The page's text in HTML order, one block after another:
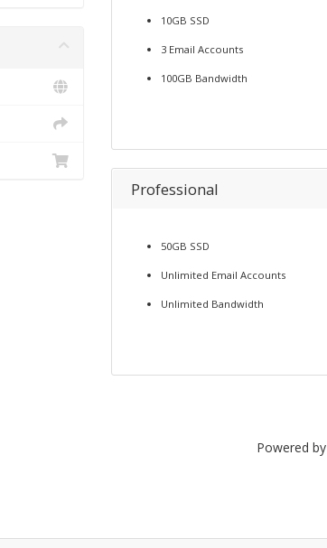
10GB SSD
3 Email Accounts
100GB Bandwidth
Professional
50GB SSD
Unlimited Email Accounts
Unlimited Bandwidth
Powered by